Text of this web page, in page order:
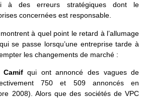
à des erreurs stratégiques dont le
concernées est responsable.
à quel point le retard à l’allumage
se passe lorsqu’une entreprise tarde à
les changements de marché :
Camifqui ont annoncé des vagues de
750 et 509 annoncés en
2008). Alors que des sociétés de VPC